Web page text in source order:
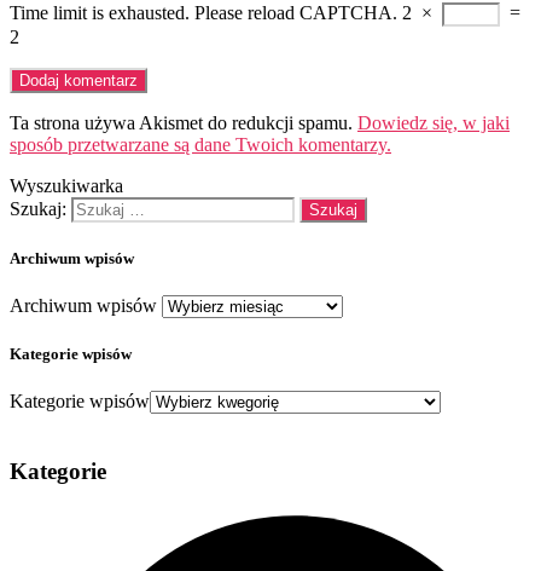
Time limit is exhausted. Please reload CAPTCHA. 2 ×
=
2
Ta strona używa Akismet do redukcji spamu. Dowiedz się, w jaki
sposób przetwarzane są dane Twoich komentarzy.
Wyszukiwarka
Szukaj:
Archiwum wpisów
Archiwum wpisów
Kategorie wpisów
Kategorie wpisów
Kategorie